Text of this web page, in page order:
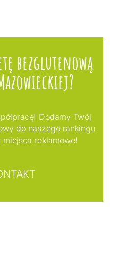
bezglutenową
Dodamy Twój
do naszego rankingu
reklamowe!